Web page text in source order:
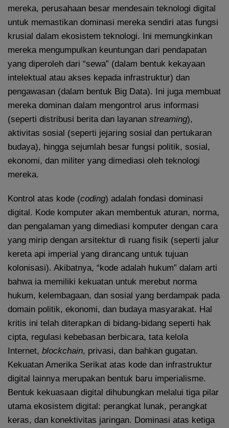
mereka, perusahaan besar mendesain teknologi digital
untuk memastikan dominasi mereka sendiri atas fungsi
krusial dalam ekosistem teknologi. Ini memungkinkan
mereka mengumpulkan keuntungan dari pendapatan
yang diperoleh dari “sewa” (dalam bentuk kekayaan
intelektual atau akses kepada infrastruktur) dan
pengawasan (dalam bentuk Big Data). Ini juga membuat
mereka dominan dalam mengontrol arus informasi
(seperti distribusi berita dan layanan streaming),
aktivitas sosial (seperti jejaring sosial dan pertukaran
budaya), hingga sejumlah besar fungsi politik, sosial,
ekonomi, dan militer yang dimediasi oleh teknologi
mereka.
Kontrol atas kode (coding) adalah fondasi dominasi
digital. Kode komputer akan membentuk aturan, norma,
dan pengalaman yang dimediasi komputer dengan cara
yang mirip dengan arsitektur di ruang fisik (seperti jalur
kereta api imperial yang dirancang untuk tujuan
kolonisasi). Akibatnya, “kode adalah hukum” dalam arti
bahwa ia memiliki kekuatan untuk merebut norma
hukum, kelembagaan, dan sosial yang berdampak pada
domain politik, ekonomi, dan budaya masyarakat. Hal
kritis ini telah diterapkan di bidang-bidang seperti hak
cipta, regulasi kebebasan berbicara, tata kelola
Internet, blockchain, privasi, dan bahkan gugatan.
Kekuatan Amerika Serikat atas kode dan infrastruktur
digital lainnya merupakan bentuk baru imperialisme.
Bentuk kekuasaan digital dihubungkan melalui tiga pilar
utama ekosistem digital: perangkat lunak, perangkat
keras, dan konektivitas jaringan. Dominasi atas ketiga